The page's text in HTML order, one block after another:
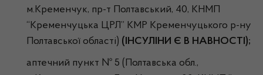
м.Кременчук, пр-т Полтавський, 40, КНМП
“Кременчуцька ЦРЛ” КМР Кременчуцького р-ну
Полтавської області) (ІНСУЛІНИ Є В НАВНОСТІ);
аптечний пункт № 5 (Полтавська обл.,